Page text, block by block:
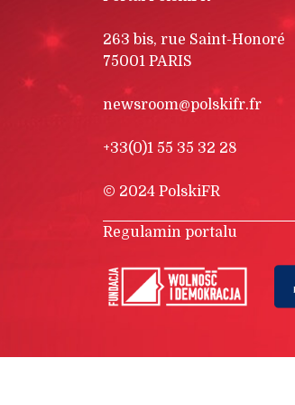
263 bis, rue Saint-Honoré
75001 PARIS
newsroom@polskifr.fr
+33(0)1 55 35 32 28
© 2024 PolskiFR
Regulamin portalu